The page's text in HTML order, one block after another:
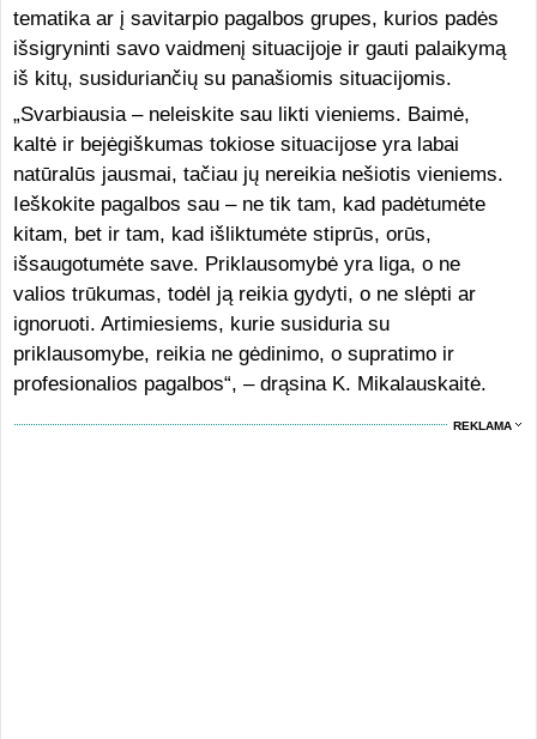
tematika ar į savitarpio pagalbos grupes, kurios padės
išsigryninti savo vaidmenį situacijoje ir gauti palaikymą
iš kitų, susiduriančių su panašiomis situacijomis.
„Svarbiausia – neleiskite sau likti vieniems. Baimė,
kaltė ir bejėgiškumas tokiose situacijose yra labai
natūralūs jausmai, tačiau jų nereikia nešiotis vieniems.
Ieškokite pagalbos sau – ne tik tam, kad padėtumėte
kitam, bet ir tam, kad išliktumėte stiprūs, orūs,
išsaugotumėte save. Priklausomybė yra liga, o ne
valios trūkumas, todėl ją reikia gydyti, o ne slėpti ar
ignoruoti. Artimiesiems, kurie susiduria su
priklausomybe, reikia ne gėdinimo, o supratimo ir
profesionalios pagalbos“, – drąsina K. Mikalauskaitė.
REKLAMA